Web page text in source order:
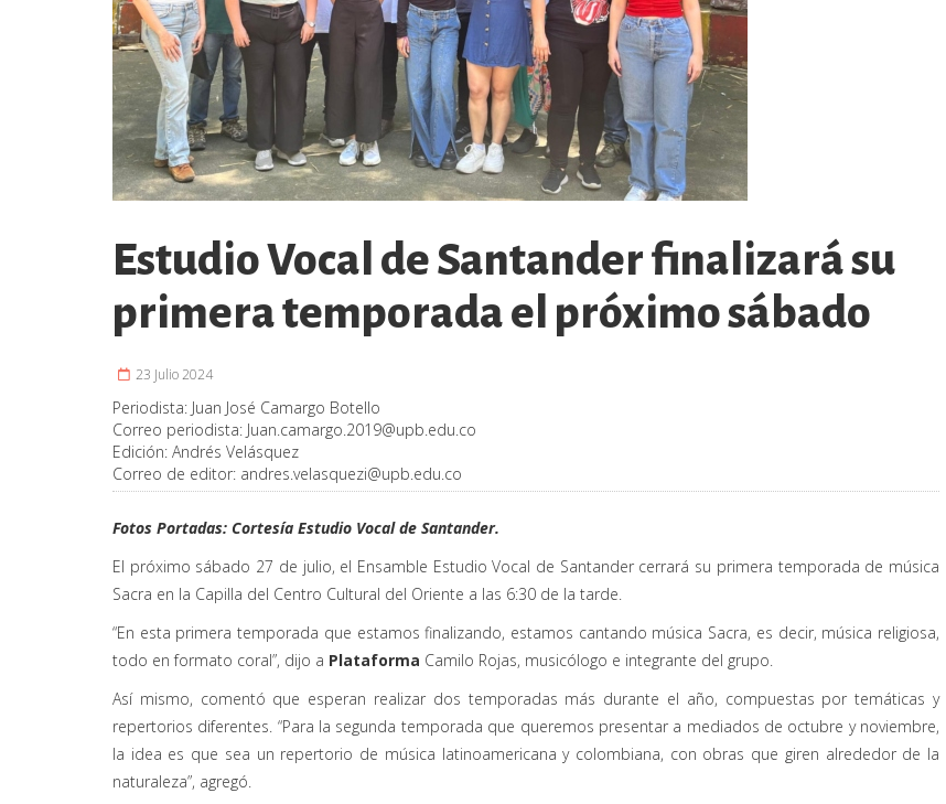
Estudio Vocal de Santander finalizará su
primera temporada el próximo sábado
23 Julio 2024
Periodista: Juan José Camargo Botello
Correo periodista: Juan.camargo.2019@upb.edu.co
Edición: Andrés Velásquez
Correo de editor: andres.velasquezi@upb.edu.co
Fotos Portadas: Cortesía Estudio Vocal de Santander.
El próximo sábado 27 de julio, el Ensamble Estudio Vocal de Santander cerrará su primera temporada de música
Sacra en la Capilla del Centro Cultural del Oriente a las 6:30 de la tarde.
“En esta primera temporada que estamos finalizando, estamos cantando música Sacra, es decir, música religiosa,
todo en formato coral”, dijo a Plataforma Camilo Rojas, musicólogo e integrante del grupo.
Así mismo, comentó que esperan realizar dos temporadas más durante el año, compuestas por temáticas y
repertorios diferentes. “Para la segunda temporada que queremos presentar a mediados de octubre y noviembre,
la idea es que sea un repertorio de música latinoamericana y colombiana, con obras que giren alrededor de la
naturaleza”, agregó.